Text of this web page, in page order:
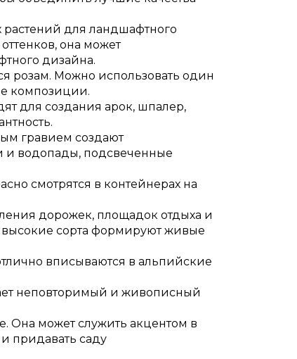
для ландшафтного
она может
дизайна.
розам. Можно использовать один
композиции.
для создания арок, шпалер,
гравием создают
и водопады, подсвеченные
смотрятся в контейнерах на
дорожек, площадок отдыха и
сорта формируют живые
вписываются в альпийские
неповторимый и живописный
Она может служить акцентом в
придавать саду